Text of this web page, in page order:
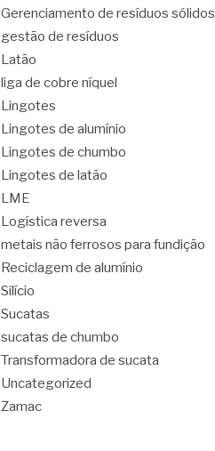
Gerenciamento de resíduos sólidos
gestão de resíduos
Latão
liga de cobre níquel
Lingotes
Lingotes de alumínio
Lingotes de chumbo
Lingotes de latão
LME
Logística reversa
metais não ferrosos para fundição
Reciclagem de alumínio
Silício
Sucatas
sucatas de chumbo
Transformadora de sucata
Uncategorized
Zamac